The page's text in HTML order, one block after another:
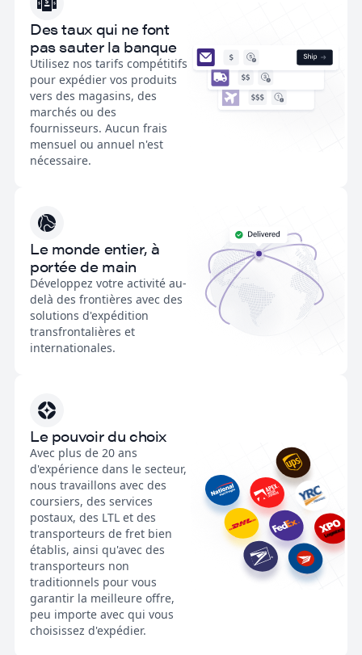
Des taux qui ne font
pas sauter la banque
Utilisez nos tarifs compétitifs
pour expédier vos produits
vers des magasins, des
marchés ou des
fournisseurs. Aucun frais
mensuel ou annuel n'est
nécessaire.
Le monde entier, à
portée de main
Développez votre activité au-
delà des frontières avec des
solutions d'expédition
transfrontalières et
internationales.
Le pouvoir du choix
Avec plus de 20 ans
d'expérience dans le secteur,
nous travaillons avec des
coursiers, des services
postaux, des LTL et des
transporteurs de fret bien
établis, ainsi qu'avec des
transporteurs non
traditionnels pour vous
garantir la meilleure offre,
peu importe avec qui vous
choisissez d'expédier.